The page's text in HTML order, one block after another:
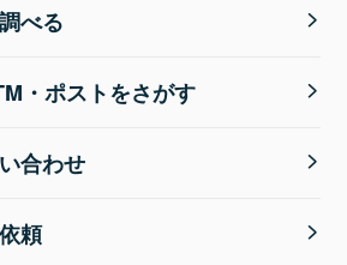
べる
・ポストをさがす
合わせ
頼